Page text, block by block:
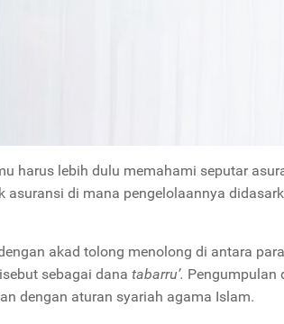
harus lebih dulu memahami seputar
di mana pengelolaannya
akad tolong menolong di antara
sebagai dana tabarru’. Pengumpulan
dengan aturan syariah agama Islam.